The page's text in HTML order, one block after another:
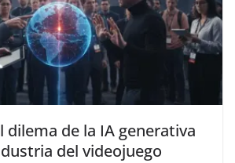
dilema de la IA generativa
del videojuego